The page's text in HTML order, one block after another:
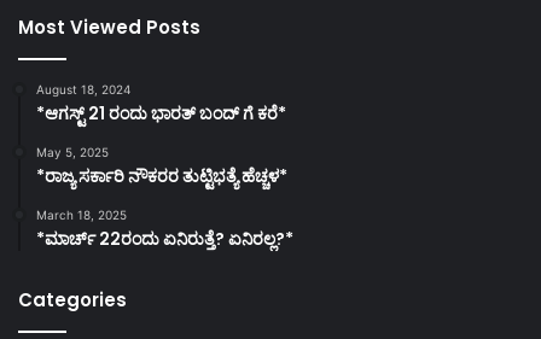
Most Viewed Posts
August 18, 2024
*ಆಗಸ್ಟ್ 21 ರಂದು ಭಾರತ್‌ ಬಂದ್‌ ಗೆ ಕರೆ*
May 5, 2025
*ರಾಜ್ಯ ಸರ್ಕಾರಿ ನೌಕರರ ತುಟ್ಟಿಭತ್ಯೆ ಹೆಚ್ಚಳ*
March 18, 2025
*ಮಾರ್ಚ್ 22ರಂದು ಏನಿರುತ್ತೆ? ಏನಿರಲ್ಲ?*
Categories